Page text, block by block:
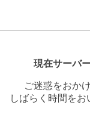
現在サーバ
ご迷惑をおか
しばらく時間を